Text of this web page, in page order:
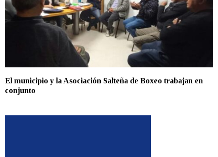
El municipio y la Asociación Salteña de Boxeo trabajan en
conjunto